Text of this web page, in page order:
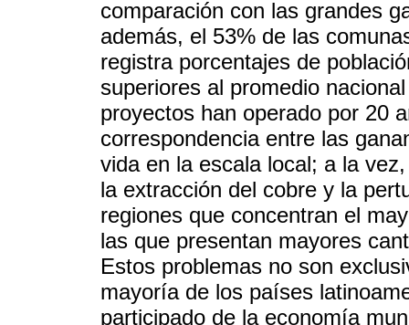
comparación con las grandes
además, el 53% de las
registra porcentajes de
superiores al promedio
proyectos han operado por 20
correspondencia entre las
vida en la escala local; a la
la extracción del cobre y la
regiones que concentran el
las que presentan mayores
Estos problemas no son
mayoría de los países
participado de la economía